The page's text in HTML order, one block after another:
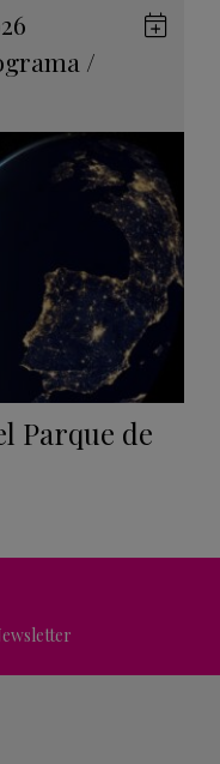
/
Parque de